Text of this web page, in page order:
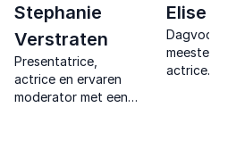
Stephanie
Verstraten
Presentatrice,
actrice en ervaren
moderator met een
Elise
meester-
actrice. Ze